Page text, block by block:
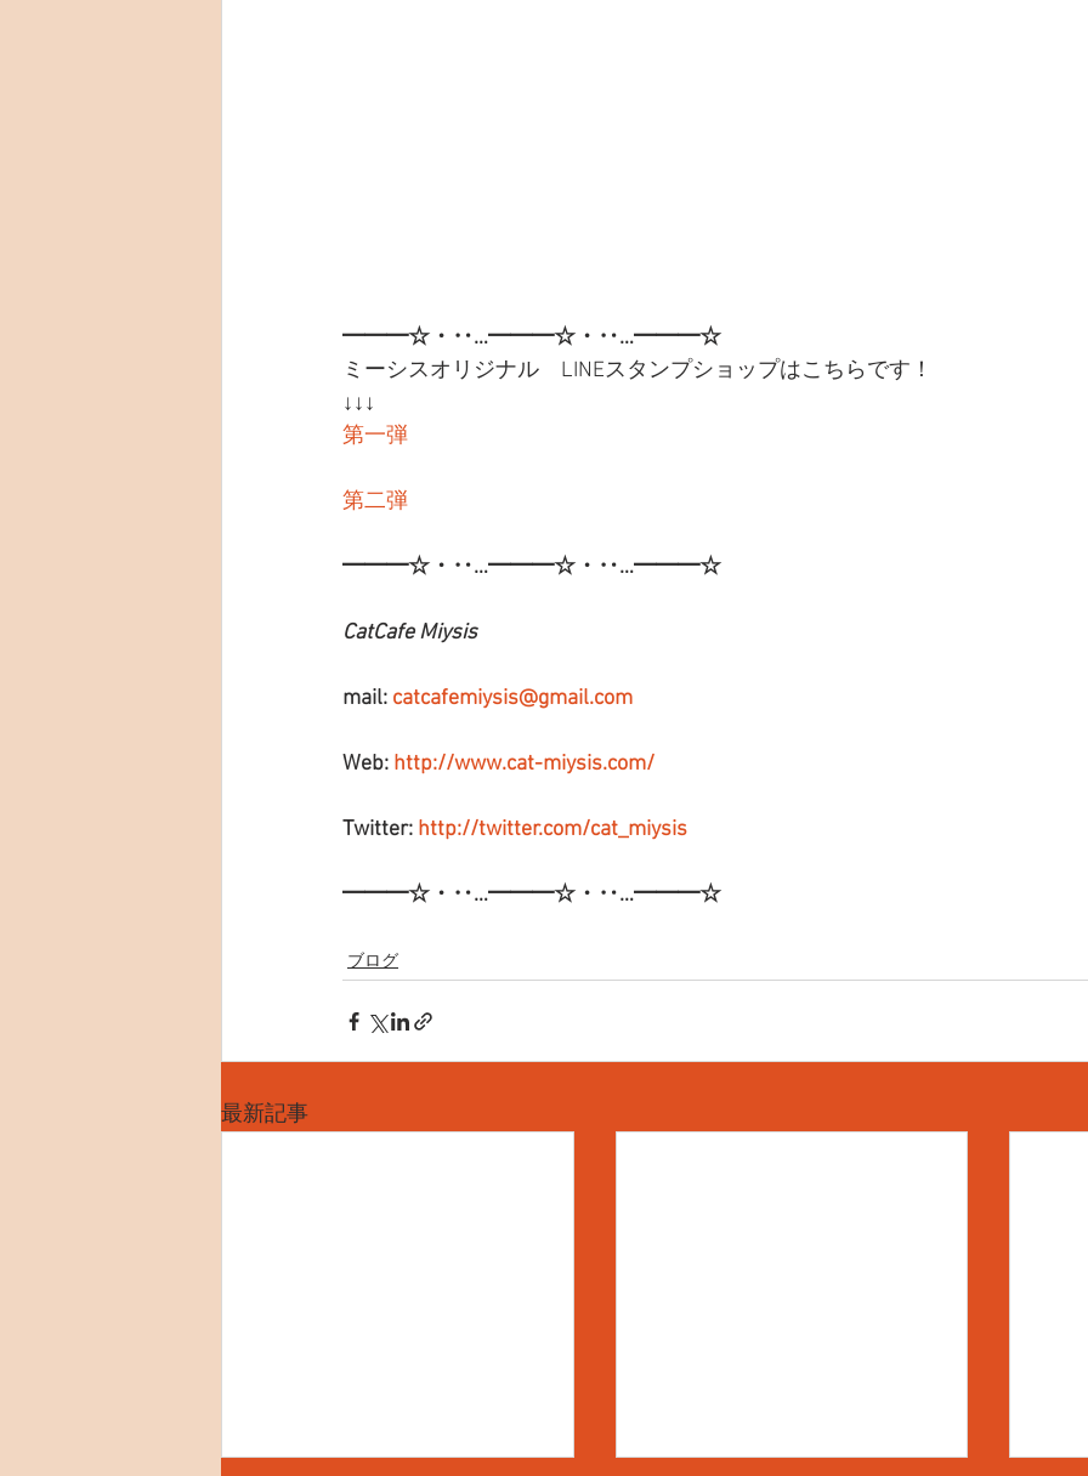
━━━☆・‥…━━━☆・‥…━━━☆
ミーシスオリジナル　LINEスタンプショップはこちらです！
↓↓↓
第一弾
第二弾
━━━☆・‥…━━━☆・‥…━━━☆
CatCafe Miysis
mail: catcafemiysis@gmail.com
Web: http://www.cat-miysis.com/
Twitter: http://twitter.com/cat_miysis
━━━☆・‥…━━━☆・‥…━━━☆
ブログ
最新記事